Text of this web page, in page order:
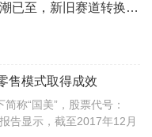
专访顺为资本李锐：产业互联网浪潮已至，新旧赛道转换要“用韧劲”
售模式取得成效
称“国美”，股票代号：
告显示，截至2017年12月